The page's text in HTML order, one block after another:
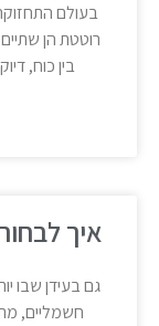
בעולם התחזוקה
רוטטת הן שתיים
בין כוח, דיוק
איך לבחור
גם בעידן שבו
חשמליים, מתקן